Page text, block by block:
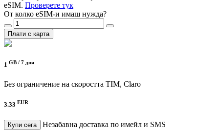
eSIM. Проверете тук
От колко eSIM-и имаш нужда?
Плати с карта
1 GB / 7 дни
Без ограничение на скоростта TIM, Claro
3.33 EUR
Купи сега
Незабавна доставка по имейл и SMS